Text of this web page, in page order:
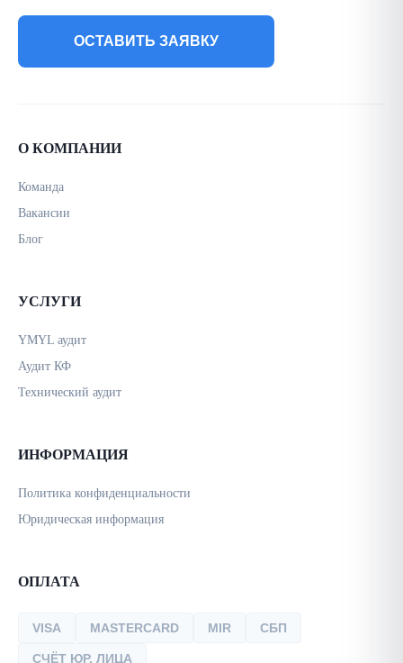
ОСТАВИТЬ ЗАЯВКУ
О КОМПАНИИ
Команда
Вакансии
Блог
УСЛУГИ
YMYL аудит
Аудит КФ
Технический аудит
ИНФОРМАЦИЯ
Политика конфиденциальности
Юридическая информация
ОПЛАТА
VISA MASTERCARD MIR СБП
СЧЁТ ЮР. ЛИЦА